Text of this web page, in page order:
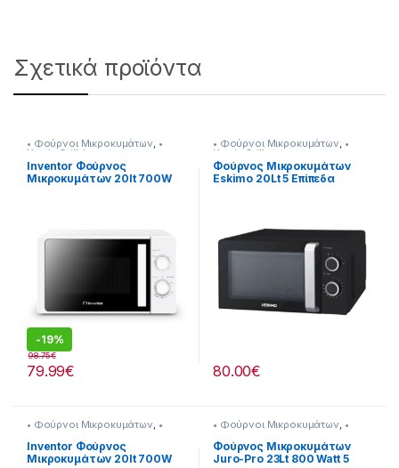
Σχετικά προϊόντα
• Φούρνοι Μικροκυμάτων, •
Χωρiς Grill Inventor
Inventor Φούρνος
Μικροκυμάτων 20lt 700W
-19%
79.99€
98.75€
• Φούρνοι Μικροκυμάτων, •
Χωρiς Grill
Φούρνος Μικροκυμάτων
Eskimo 20Lt 5 Επίπεδα
80.00€
• Φούρνοι Μικροκυμάτων •
Χωρiς Grill Inventor
Inventor Φούρνος
Μικροκυμάτων 20lt 700W
• Φούρνοι Μικροκυμάτων •
Χωρiς Grill
Φούρνος Μικροκυμάτων
Juro-Pro 23Lt 800 Watt 5